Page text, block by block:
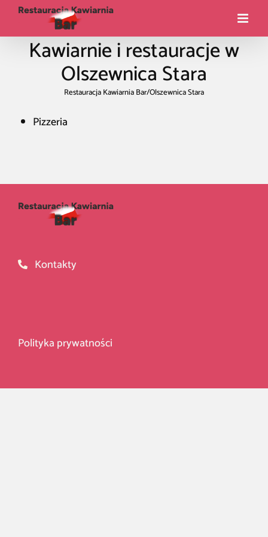
Kawiarnie i restauracje w
Olszewnica Stara
Restauracja Kawiarnia Bar/Olszewnica Stara
Pizzeria
Kontakty
Polityka prywatności